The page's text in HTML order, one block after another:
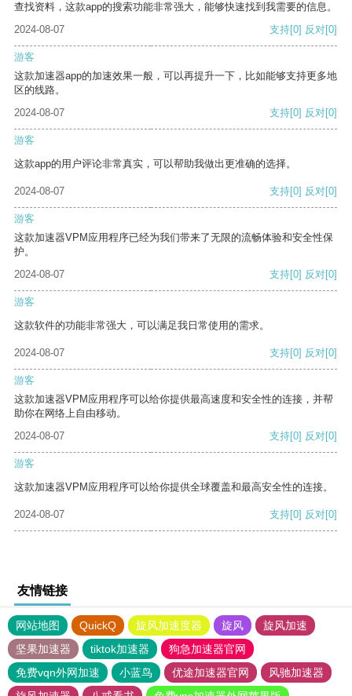
查找资料，这款app的搜索功能非常强大，能够快速找到我需要的信息。
2024-08-07
支持[0] 反对[0]
游客
这款加速器app的加速效果一般，可以再提升一下，比如能够支持更多地
区的线路。
2024-08-07
支持[0] 反对[0]
游客
这款app的用户评论非常真实，可以帮助我做出更准确的选择。
2024-08-07 支持[0] 反对[0]
游客
这款加速器VPM应用程序已经为我们带来了无限的流畅体验和安全性保
护。
2024-08-07
支持[0] 反对[0]
游客
这款软件的功能非常强大，可以满足我日常使用的需求。
2024-08-07 支持[0] 反对[0]
游客
这款加速器VPM应用程序可以给你提供最高速度和安全性的连接，并帮
助你在网络上自由移动。
2024-08-07
支持[0] 反对[0]
游客
这款加速器VPM应用程序可以给你提供全球覆盖和最高安全性的连接。
2024-08-07 支持[0] 反对[0]
友情链接
网站地图 QuickQ 旋风加速度器 旋风
旋风加速
坚果加速器
tiktok加速器
狗急加速器官网
免费vqn外网加速
小蓝鸟 优途加速器官网
风驰加速器